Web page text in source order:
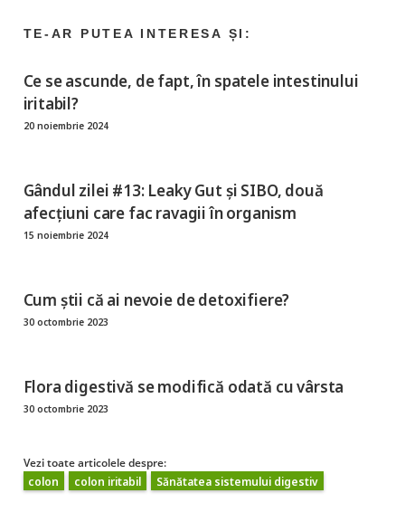
Ce se ascunde, de fapt, în spatele intestinului
iritabil?
20 noiembrie 2024
Gândul zilei #13: Leaky Gut și SIBO, două
afecțiuni care fac ravagii în organism
15 noiembrie 2024
Cum știi că ai nevoie de detoxifiere?
30 octombrie 2023
Flora digestivă se modifică odată cu vârsta
30 octombrie 2023
Vezi toate articolele despre:
colon
colon iritabil Sănătatea sistemului digestiv